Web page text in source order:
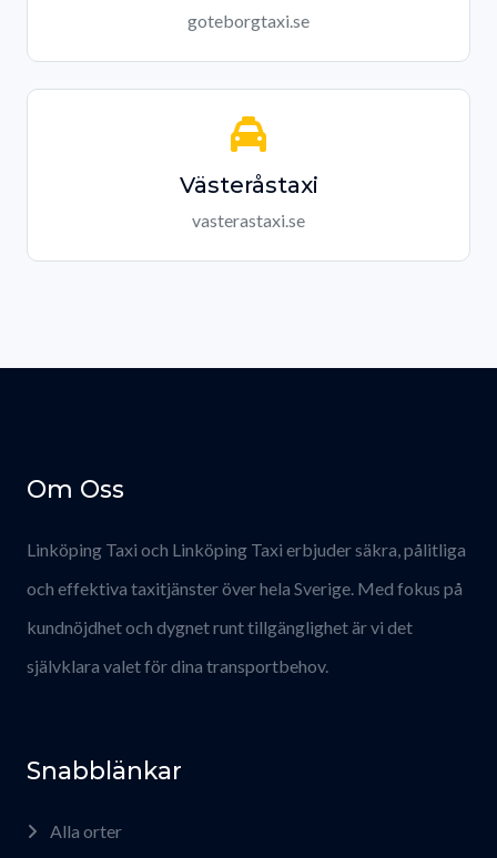
goteborgtaxi.se
Västeråstaxi
vasterastaxi.se
Om Oss
Linköping Taxi och Linköping Taxi erbjuder säkra, pålitliga
och effektiva taxitjänster över hela Sverige. Med fokus på
kundnöjdhet och dygnet runt tillgänglighet är vi det
självklara valet för dina transportbehov.
Snabblänkar
Alla orter